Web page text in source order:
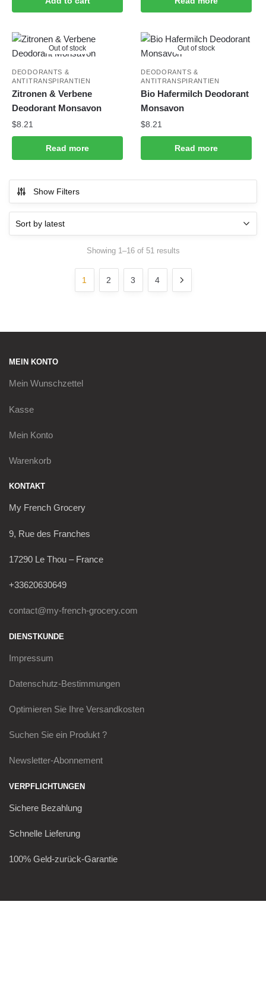
Out of stock
DEODORANTS &
ANTITRANSPIRANTIEN
Zitronen & Verbene
Deodorant Monsavon
$8.21
Read more
Out of stock
DEODORANTS &
ANTITRANSPIRANTIEN
Bio Hafermilch Deodorant
Monsavon
$8.21
Read more
Show Filters
Showing 1–16 of 51 resultsSorted
1 2 3 4
MEIN KONTO
Mein Wunschzettel
Kasse
Mein Konto
Warenkorb
KONTAKT
My French Grocery
9, Rue des Franches
17290 Le Thou – France
+33620630649
contact@my-french-grocery.com
DIENSTKUNDE
Impressum
Datenschutz-Bestimmungen
Optimieren Sie Ihre Versandkosten
Suchen Sie ein Produkt ?
Newsletter-Abonnement
VERPFLICHTUNGEN
Sichere Bezahlung
Schnelle Lieferung
100% Geld-zurück-Garantie